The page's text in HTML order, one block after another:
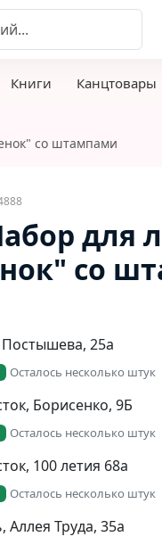
Книги Канцтовары
со штампами
для
со
25а
Осталось несколько штук
Борисенко, 9Б​
Осталось несколько штук
100 летия 68а
Осталось несколько штук
Аллея Труда, 35а